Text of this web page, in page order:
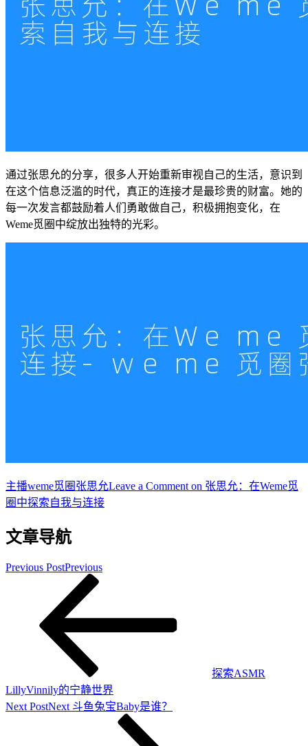
通过张思允的分享，很多人开始重新审视自己的生活，意识到
在这个信息泛滥的时代，真正的连接才是最珍贵的财富。她的
每一次发言都鼓励着人们勇敢做自己，积极拥抱变化，在
Weme觅圈中绽放出独特的光彩。
主播weme觅圈张思允Leave a Comment on 张思允：在Weme觅
圈中探索自我与连接
文章导航
Previous PostPrevious
探索ASMR
LillyVinnily的宁静世界
Next PostNext 斗鱼兔宝Baby是谁？